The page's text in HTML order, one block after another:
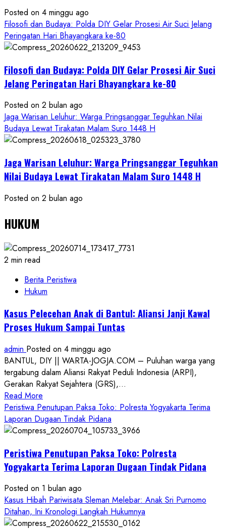
Posted on 4 minggu ago
Filosofi dan Budaya: Polda DIY Gelar Prosesi Air Suci Jelang
Peringatan Hari Bhayangkara ke-80
Filosofi dan Budaya: Polda DIY Gelar Prosesi Air Suci
Jelang Peringatan Hari Bhayangkara ke-80
Posted on 2 bulan ago
Jaga Warisan Leluhur: Warga Pringsanggar Teguhkan Nilai
Budaya Lewat Tirakatan Malam Suro 1448 H
Jaga Warisan Leluhur: Warga Pringsanggar Teguhkan
Nilai Budaya Lewat Tirakatan Malam Suro 1448 H
Posted on 2 bulan ago
HUKUM
2 min read
Berita Peristiwa
Hukum
Kasus Pelecehan Anak di Bantul: Aliansi Janji Kawal
Proses Hukum Sampai Tuntas
admin Posted on 4 minggu ago
BANTUL, DIY || WARTA-JOGJA.COM – Puluhan warga yang
tergabung dalam Aliansi Rakyat Peduli Indonesia (ARPI),
Gerakan Rakyat Sejahtera (GRS),...
Read More
more
about
Kasus
Anak
di
Aliansi
Janji
Kawal
Proses
Peristiwa Penutupan Paksa Toko: Polresta Yogyakarta Terima
Laporan Dugaan Tindak Pidana
Peristiwa Penutupan Paksa Toko: Polresta
Yogyakarta Terima Laporan Dugaan Tindak Pidana
Posted on 1 bulan ago
Kasus Hibah Pariwisata Sleman Melebar: Anak Sri Purnomo
Ditahan, Ini Kronologi Langkah Hukumnya